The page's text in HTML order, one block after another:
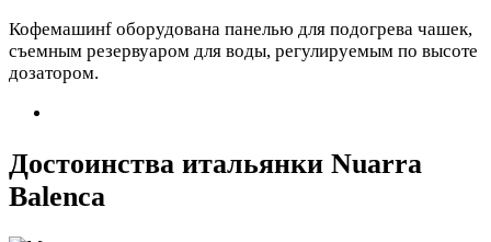
Кофемашинf оборудована панелью для подогрева чашек,
съемным резервуаром для воды, регулируемым по высоте
дозатором.
Достоинства итальянки Nuarra
Balenca